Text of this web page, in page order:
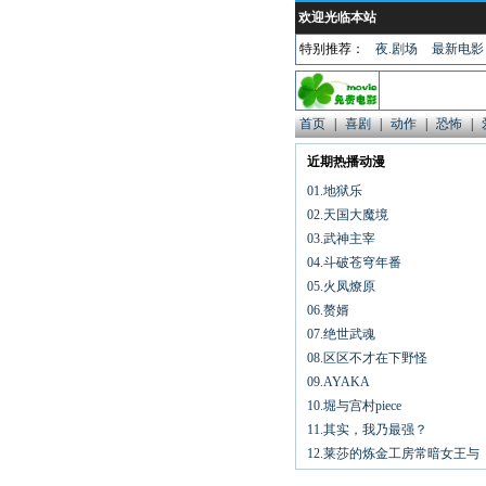
欢迎光临本站
特别推荐： 夜.剧场 最新电影
首页 | 喜剧 | 动作 | 恐怖 |
近期热播动漫
01.地狱乐
02.天国大魔境
03.武神主宰
04.斗破苍穹年番
05.火凤燎原
06.赘婿
07.绝世武魂
08.区区不才在下野怪
09.AYAKA
10.堀与宫村piece
11.其实，我乃最强？
12.莱莎的炼金工房常暗女王与